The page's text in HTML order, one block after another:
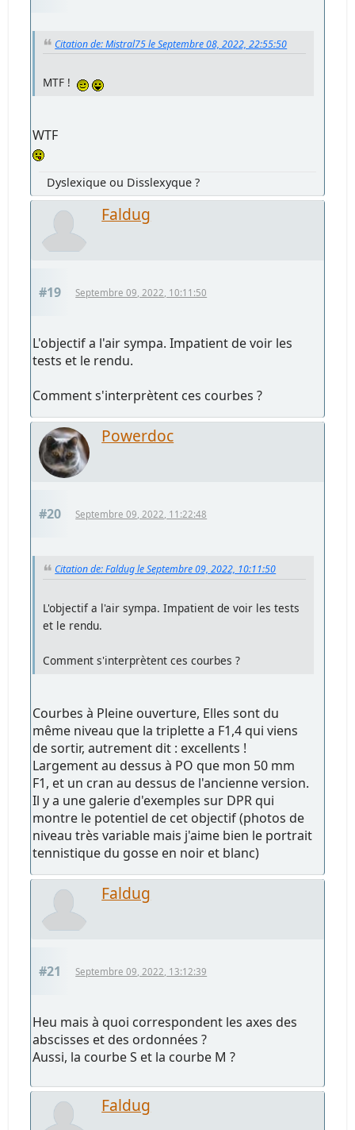
Citation de: Mistral75 le Septembre 08, 2022, 22:55:50
MTF !
WTF
Dyslexique ou Disslexyque ?
Faldug
#19 Septembre 09, 2022, 10:11:50
L'objectif a l'air sympa. Impatient de voir les
tests et le rendu.
Comment s'interprètent ces courbes ?
Powerdoc
#20 Septembre 09, 2022, 11:22:48
Citation de: Faldug le Septembre 09, 2022, 10:11:50
L'objectif a l'air sympa. Impatient de voir les tests
et le rendu.
Comment s'interprètent ces courbes ?
Courbes à Pleine ouverture, Elles sont du
même niveau que la triplette a F1,4 qui viens
de sortir, autrement dit : excellents !
Largement au dessus à PO que mon 50 mm
F1, et un cran au dessus de l'ancienne version.
Il y a une galerie d'exemples sur DPR qui
montre le potentiel de cet objectif (photos de
niveau très variable mais j'aime bien le portrait
tennistique du gosse en noir et blanc)
Faldug
#21 Septembre 09, 2022, 13:12:39
Heu mais à quoi correspondent les axes des
abscisses et des ordonnées ?
Aussi, la courbe S et la courbe M ?
Faldug